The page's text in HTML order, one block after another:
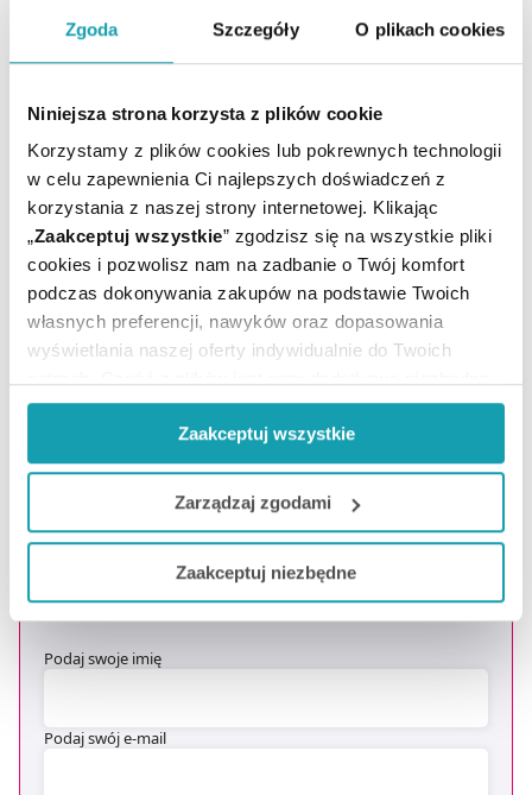
Zgoda Szczegóły O plikach cookies
Niniejsza strona korzysta z plików cookie
Korzystamy z plików cookies lub pokrewnych technologii
w celu zapewnienia Ci najlepszych doświadczeń z
korzystania z naszej strony internetowej. Klikając
„Zaakceptuj wszystkie” zgodzisz się na wszystkie pliki
cookies i pozwolisz nam na zadbanie o Twój komfort
podczas dokonywania zakupów na podstawie Twoich
własnych preferencji, nawyków oraz dopasowania
wyświetlania naszej oferty indywidualnie do Twoich
do prawidłowego działania Portalu oraz jego
funkcjonalności. W zależności od funkcji, dane o tym jak
korzystasz z naszej witryny będą również przekazywane
do naszych Partnerów marketingowych i analitycznych.
Jeżeli chcesz dostosować swoją zgodę i wybrać tylko
niektóre dodatkowe funkcje, z którymi wiąże się
zbieranie danych o Twojej aktywności dokonaj
zgodami”.
będzie oznaczało, że nie wyrażasz zgody na
Zaakceptuj wszystkie
Zarządzaj zgodami
Zaakceptuj niezbędne
Zapisz się do newslettera
OTRZYMAJ KOD NA DARMOWĄ
DOSTAWĘ*
* Oferta dotyczy zakupów powyżej 149 zł na wybrane formy
dostawy. Szczegóły w regulaminie -kliknij tutaj.
Podaj swoje imię
Podaj swój e-mail